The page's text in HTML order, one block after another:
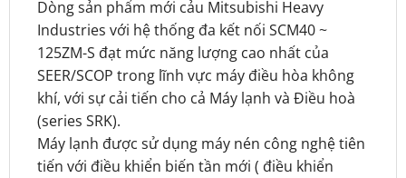
Dòng sản phẩm mới cảu Mitsubishi Heavy
Industries với hệ thống đa kết nối SCM40 ~
125ZM-S đạt mức năng lượng cao nhất của
SEER/SCOP trong lĩnh vực máy điều hòa không
khí, với sự cải tiến cho cả Máy lạnh và Điều hoà
(series SRK).
Máy lạnh được sử dụng máy nén công nghệ tiên
tiến với điều khiển biến tần mới ( điều khiển